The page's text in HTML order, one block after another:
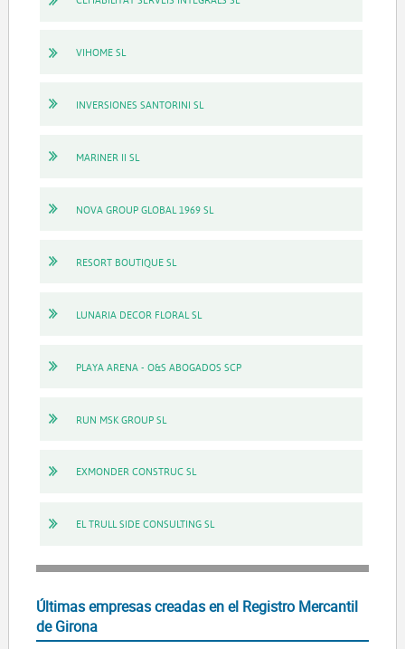
VIHOME SL
INVERSIONES SANTORINI SL
MARINER II SL
NOVA GROUP GLOBAL 1969 SL
RESORT BOUTIQUE SL
LUNARIA DECOR FLORAL SL
PLAYA ARENA - O&S ABOGADOS SCP
RUN MSK GROUP SL
EXMONDER CONSTRUC SL
EL TRULL SIDE CONSULTING SL
Últimas empresas creadas en el Registro Mercantil
de Girona